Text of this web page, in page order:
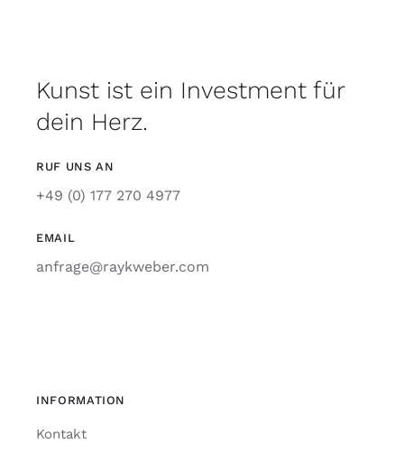
Kunst ist ein Investment für
dein Herz.
RUF UNS AN
+49 (0) 177 270 4977
EMAIL
anfrage@raykweber.com
INFORMATION
Kontakt